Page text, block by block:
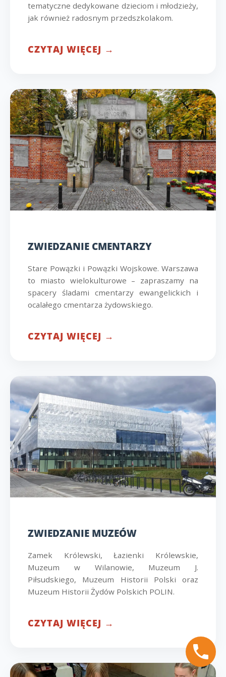
tematyczne dedykowane dzieciom i młodzieży,
jak również radosnym przedszkolakom.
CZYTAJ WIĘCEJ →
ZWIEDZANIE CMENTARZY
Stare Powązki i Powązki Wojskowe. Warszawa
to miasto wielokulturowe – zapraszamy na
spacery śladami cmentarzy ewangelickich i
ocalałego cmentarza żydowskiego.
CZYTAJ WIĘCEJ →
ZWIEDZANIE MUZEÓW
Zamek Królewski, Łazienki Królewskie,
Muzeum w Wilanowie, Muzeum J.
Piłsudskiego, Muzeum Historii Polski oraz
Muzeum Historii Żydów Polskich POLIN.
CZYTAJ WIĘCEJ →